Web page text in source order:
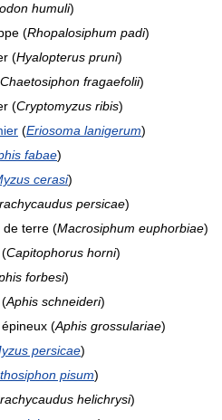
humuli)
(Rhopalosiphum padi)
(Hyalopterus pruni)
Chaetosiphon fragaefolii)
(Cryptomyzus ribis)
(Eriosoma lanigerum)
fabae)
cerasi)
persicae)
de terre (Macrosiphum euphorbiae)
Capitophorus horni)
forbesi)
Aphis schneideri)
(Aphis grossulariae)
persicae)
pisum)
helichrysi)